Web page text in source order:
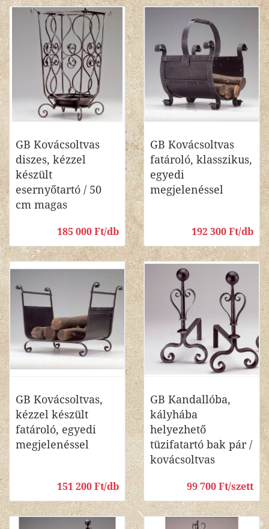
GB Kovácsoltvas
diszes, kézzel
készült
esernyőtartó / 50
cm magas
185 000 Ft/db
GB Kovácsoltvas
fatároló, klasszikus,
egyedi
megjelenéssel
192 300 Ft/db
GB Kovácsoltvas,
kézzel készült
fatároló, egyedi
megjelenéssel
151 200 Ft/db
GB Kandallóba,
kályhába
helyezhető
tüzifatartó bak pár /
kovácsoltvas
99 700 Ft/szett